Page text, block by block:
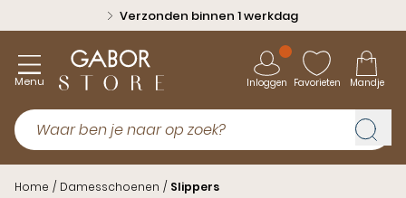
Verzonden binnen 1 werkdag
Menu Inloggen Favorieten Mandje
Home / Damesschoenen / Slippers